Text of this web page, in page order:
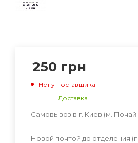
250 грн
Нет у поставщика
Доставка
Самовывоз в г. Киев (м.
Новой почтой до отделения